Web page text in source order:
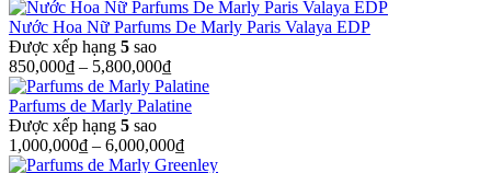
Nước Hoa Nữ Parfums De Marly Paris Valaya EDP
Được xếp hạng 5 sao
850,000₫ – 5,800,000₫
Parfums de Marly Palatine
Được xếp hạng 5 sao
1,000,000₫ – 6,000,000₫